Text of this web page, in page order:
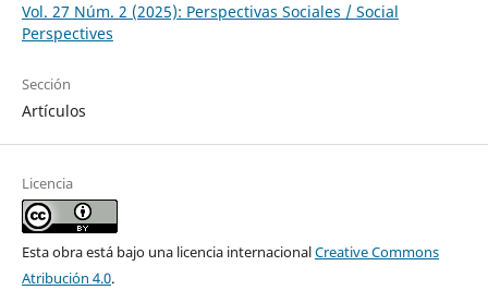
Vol. 27 Núm. 2 (2025): Perspectivas Sociales / Social
Perspectives
Sección
Artículos
Licencia
Esta obra está bajo una licencia internacionalCreative Commons
Atribución 4.0.